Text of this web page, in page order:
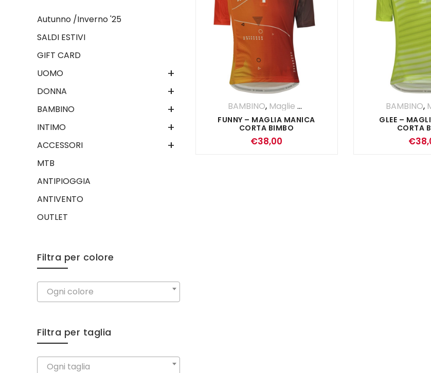
BAMBINO, Maglie Manica Corta
FUNNY – MAGLIA MANICA
CORTA BIMBO
€38,00
BAMBINO,
GLEE –
CORTA
€
Autunno /Inverno '25
SALDI ESTIVI
GIFT CARD
+
UOMO
+
DONNA
+
BAMBINO
+
INTIMO
+
ACCESSORI
MTB
ANTIPIOGGIA
ANTIVENTO
OUTLET
Filtra per colore
Ogni colore
Filtra per taglia
Ogni taglia